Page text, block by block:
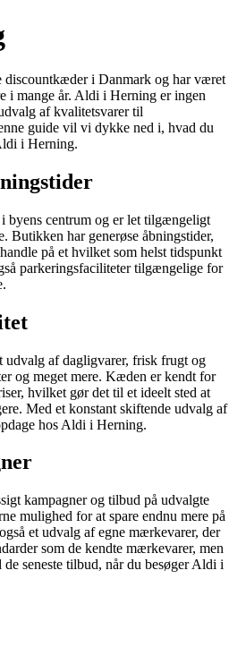
discountkæder i Danmark og har været
i mange år. Aldi i Herning er ingen
af kvalitetsvarer til
guide vil vi dykke ned i, hvad du
i Herning.
centrum og er let tilgængeligt
Butikken har generøse åbningstider,
på et hvilket som helst tidspunkt
parkeringsfaciliteter tilgængelige for
af dagligvarer, frisk frugt og
og meget mere. Kæden er kendt for
hvilket gør det til et ideelt sted at
Med et konstant skiftende udvalg af
hos Aldi i Herning.
kampagner og tilbud på udvalgte
mulighed for at spare endnu mere på
et udvalg af egne mærkevarer, der
som de kendte mærkevarer, men
seneste tilbud, når du besøger Aldi i